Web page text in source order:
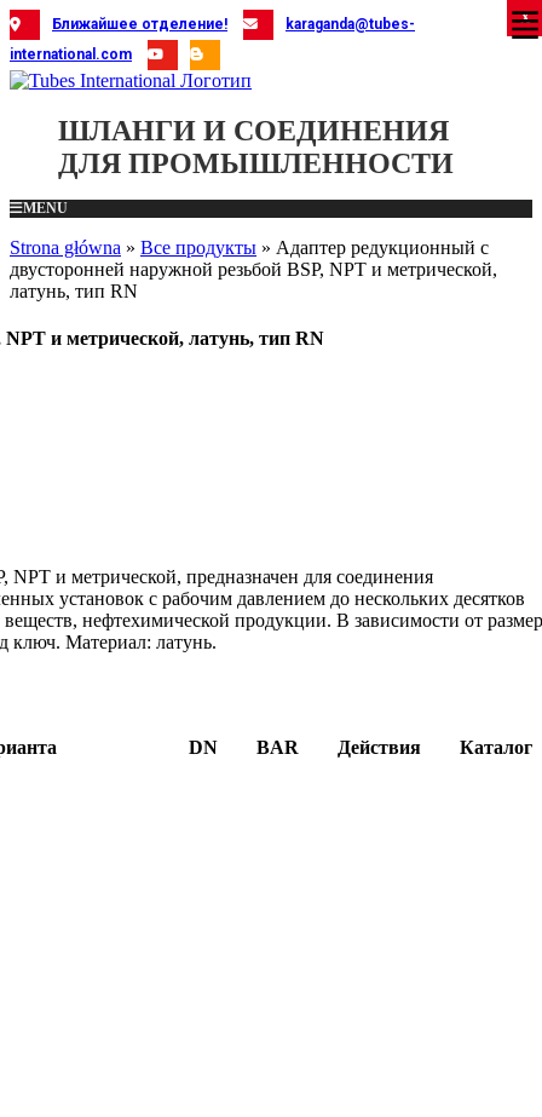
Skip
to
content
Ближайшее отделение!
karaganda@tubes-
international.com
ШЛАНГИ И СОЕДИНЕНИЯ
ДЛЯ ПРОМЫШЛЕННОСТИ
MENU
Strona główna » Все продукты » Адаптер редукционный с
двусторонней наружной резьбой BSP, NPT и метрической,
латунь, тип RN
и метрической, латунь, тип RN
и метрической, предназначен для соединения
установок с рабочим давлением до нескольких десятков
нефтехимической продукции. В зависимости от
ключ. Материал: латунь.
DN BAR Действия Каталог
X
X
X
X
X
X
X
X
X
X
X
X
X
X
X
X
X
X
X